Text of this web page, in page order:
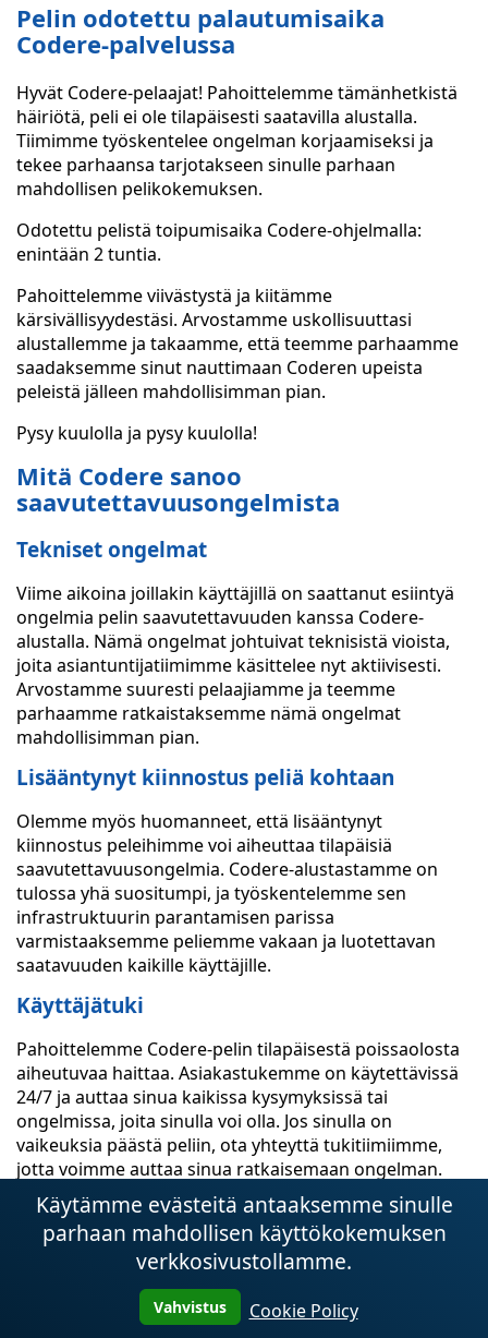
Pelin odotettu palautumisaika
Codere-palvelussa
Hyvät Codere-pelaajat! Pahoittelemme tämänhetkistä
häiriötä, peli ei ole tilapäisesti saatavilla alustalla.
Tiimimme työskentelee ongelman korjaamiseksi ja
tekee parhaansa tarjotakseen sinulle parhaan
mahdollisen pelikokemuksen.
Odotettu pelistä toipumisaika Codere-ohjelmalla:
enintään 2 tuntia.
Pahoittelemme viivästystä ja kiitämme
kärsivällisyydestäsi. Arvostamme uskollisuuttasi
alustallemme ja takaamme, että teemme parhaamme
saadaksemme sinut nauttimaan Coderen upeista
peleistä jälleen mahdollisimman pian.
Pysy kuulolla ja pysy kuulolla!
Mitä Codere sanoo
saavutettavuusongelmista
Tekniset ongelmat
Viime aikoina joillakin käyttäjillä on saattanut esiintyä
ongelmia pelin saavutettavuuden kanssa Codere-
alustalla. Nämä ongelmat johtuivat teknisistä vioista,
joita asiantuntijatiimimme käsittelee nyt aktiivisesti.
Arvostamme suuresti pelaajiamme ja teemme
parhaamme ratkaistaksemme nämä ongelmat
mahdollisimman pian.
Lisääntynyt kiinnostus peliä kohtaan
Olemme myös huomanneet, että lisääntynyt
kiinnostus peleihimme voi aiheuttaa tilapäisiä
saavutettavuusongelmia. Codere-alustastamme on
tulossa yhä suositumpi, ja työskentelemme sen
infrastruktuurin parantamisen parissa
varmistaaksemme peliemme vakaan ja luotettavan
saatavuuden kaikille käyttäjille.
Käyttäjätuki
Pahoittelemme Codere-pelin tilapäisestä poissaolosta
aiheutuvaa haittaa. Asiakastukemme on käytettävissä
24/7 ja auttaa sinua kaikissa kysymyksissä tai
ongelmissa, joita sinulla voi olla. Jos sinulla on
vaikeuksia päästä peliin, ota yhteyttä tukitiimiimme,
jotta voimme auttaa sinua ratkaisemaan ongelman.
Tilapäiset haitat
Pahoittelemme tilapäisiä haittoja, jotka johtuvat
ongelmista pelin saatavuudessa Codere-alustassa.
Pidämme palvelumme laatua erittäin tärkeänä ja
teemme parhaamme korjataksemme nämä ongelmat
Käytämme evästeitä antaaksemme sinulle
parhaan mahdollisen käyttökokemuksen
verkkosivustollamme.
Vahvistus Cookie Policy